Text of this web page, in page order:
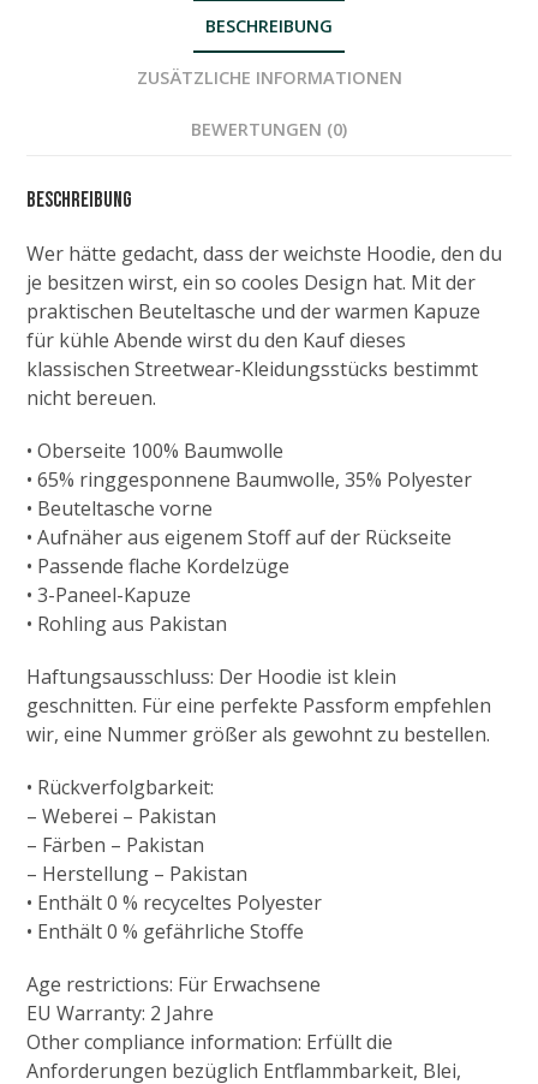
BESCHREIBUNG
ZUSÄTZLICHE INFORMATIONEN
BEWERTUNGEN (0)
Beschreibung
Wer hätte gedacht, dass der weichste Hoodie, den du
je besitzen wirst, ein so cooles Design hat. Mit der
praktischen Beuteltasche und der warmen Kapuze
für kühle Abende wirst du den Kauf dieses
klassischen Streetwear-Kleidungsstücks bestimmt
nicht bereuen.
• Oberseite 100% Baumwolle
• 65% ringgesponnene Baumwolle, 35% Polyester
• Beuteltasche vorne
• Aufnäher aus eigenem Stoff auf der Rückseite
• Passende flache Kordelzüge
• 3-Paneel-Kapuze
• Rohling aus Pakistan
Haftungsausschluss: Der Hoodie ist klein
geschnitten. Für eine perfekte Passform empfehlen
wir, eine Nummer größer als gewohnt zu bestellen.
• Rückverfolgbarkeit:
– Weberei – Pakistan
– Färben – Pakistan
– Herstellung – Pakistan
• Enthält 0 % recyceltes Polyester
• Enthält 0 % gefährliche Stoffe
Age restrictions: Für Erwachsene
EU Warranty: 2 Jahre
Other compliance information: Erfüllt die
Anforderungen bezüglich Entflammbarkeit, Blei,